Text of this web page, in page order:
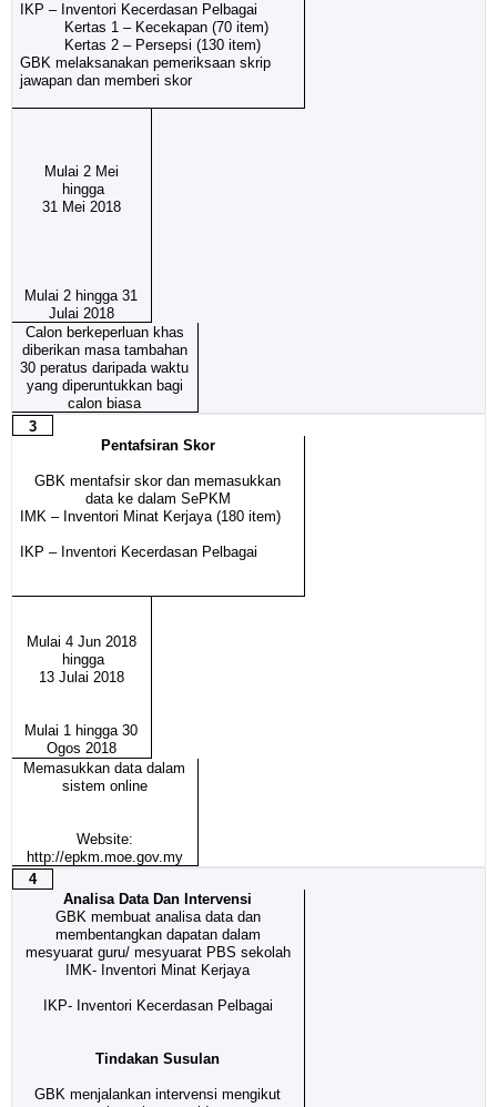
IKP – Inventori Kecerdasan Pelbagai
Kertas 1 – Kecekapan (70 item)
Kertas 2 – Persepsi (130 item)
GBK melaksanakan pemeriksaan skrip
jawapan dan memberi skor
Mulai 2 Mei
hingga
31 Mei 2018
Mulai 2 hingga 31
Julai 2018
Calon berkeperluan khas
diberikan masa tambahan
30 peratus daripada waktu
yang diperuntukkan bagi
calon biasa
3
Pentafsiran Skor
GBK mentafsir skor dan memasukkan
data ke dalam SePKM
IMK – Inventori Minat Kerjaya (180 item)
IKP – Inventori Kecerdasan Pelbagai
Mulai 4 Jun 2018
hingga
13 Julai 2018
Mulai 1 hingga 30
Ogos 2018
Memasukkan data dalam
sistem online
Website:
http://epkm.moe.gov.my
4
Analisa Data Dan Intervensi
GBK membuat analisa data dan
membentangkan dapatan dalam
mesyuarat guru/ mesyuarat PBS sekolah
IMK- Inventori Minat Kerjaya
IKP- Inventori Kecerdasan Pelbagai
Tindakan Susulan
GBK menjalankan intervensi mengikut